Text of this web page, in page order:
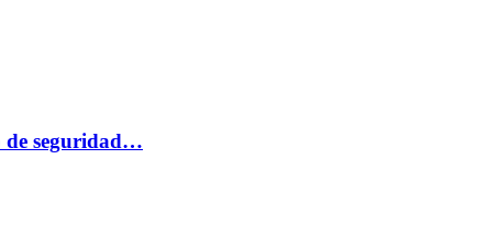
de seguridad…